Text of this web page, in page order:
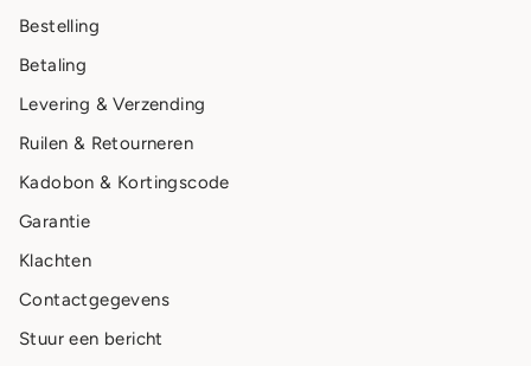
Bestelling
Betaling
Levering & Verzending
Ruilen & Retourneren
Kadobon & Kortingscode
Garantie
Klachten
Contactgegevens
Stuur een bericht